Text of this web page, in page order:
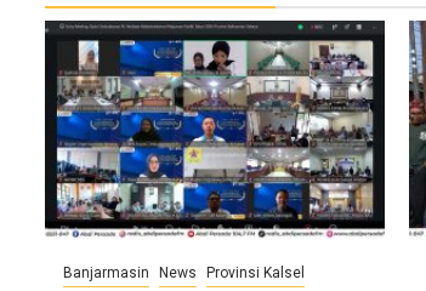
Banjarmasin News Provinsi Kalsel